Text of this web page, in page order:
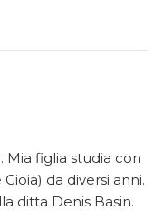
Mia figlia studia con
da diversi anni.
ditta Denis Basin.